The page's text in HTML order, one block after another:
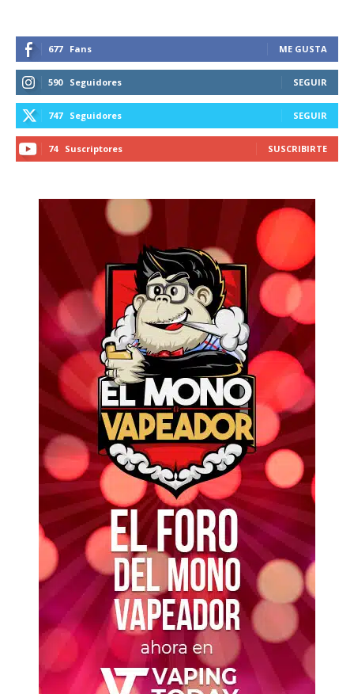
677 Fans ME GUSTA
590 Seguidores SEGUIR
747 Seguidores SEGUIR
74 Suscriptores SUSCRIBIRTE